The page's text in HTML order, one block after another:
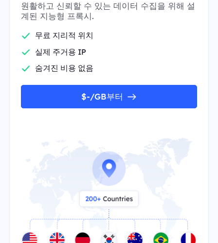
원활하고 신뢰할 수 있는 데이터 수집을 위해 설
계된 지능형 프록시.
무료 지리적 위치
실제 주거용 IP
숨겨진 비용 없음
$-/GB부터